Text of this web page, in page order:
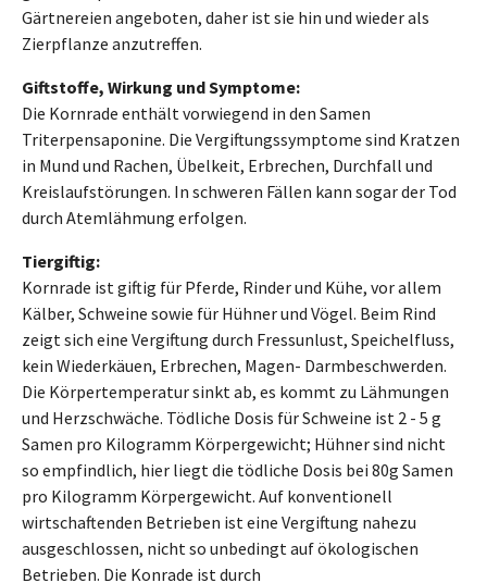
Gärtnereien angeboten, daher ist sie hin und wieder als
Zierpflanze anzutreffen.
Giftstoffe, Wirkung und Symptome:
Die Kornrade enthält vorwiegend in den Samen
Triterpensaponine. Die Vergiftungssymptome sind Kratzen
in Mund und Rachen, Übelkeit, Erbrechen, Durchfall und
Kreislaufstörungen. In schweren Fällen kann sogar der Tod
durch Atemlähmung erfolgen.
Tiergiftig:
Kornrade ist giftig für Pferde, Rinder und Kühe, vor allem
Kälber, Schweine sowie für Hühner und Vögel. Beim Rind
zeigt sich eine Vergiftung durch Fressunlust, Speichelfluss,
kein Wiederkäuen, Erbrechen, Magen- Darmbeschwerden.
Die Körpertemperatur sinkt ab, es kommt zu Lähmungen
und Herzschwäche. Tödliche Dosis für Schweine ist 2 - 5 g
Samen pro Kilogramm Körpergewicht; Hühner sind nicht
so empfindlich, hier liegt die tödliche Dosis bei 80g Samen
pro Kilogramm Körpergewicht. Auf konventionell
wirtschaftenden Betrieben ist eine Vergiftung nahezu
ausgeschlossen, nicht so unbedingt auf ökologischen
Betrieben. Die Konrade ist durch